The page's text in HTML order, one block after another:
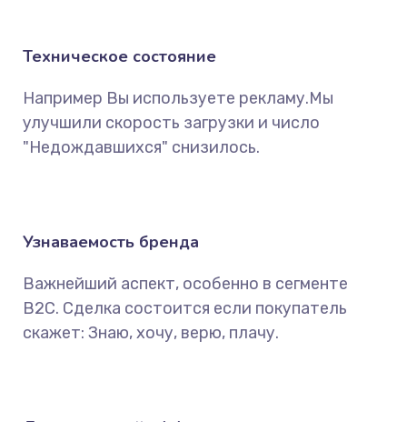
Техническое состояние
Например Вы используете рекламу.Мы
улучшили скорость загрузки и число
"Недождавшихся" снизилось.
Узнаваемость бренда
Важнейший аспект, особенно в сегменте
B2C. Сделка состоится если покупатель
скажет: Знаю, хочу, верю, плачу.